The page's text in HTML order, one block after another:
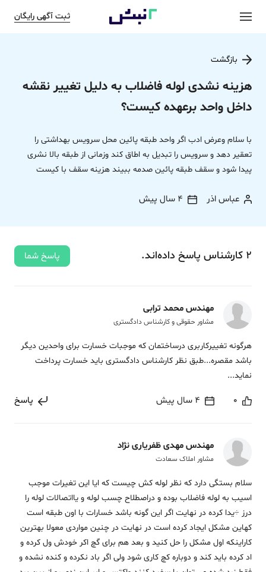
ثبت آگهی رایگان
بازگشت
هزینه نشدی لوله فاضلاب به دلیل تغییر نقشه
داخل واحد برعهده کیست؟
با سلام وعرض ادب اگر واحد طبقه پائین محل سرویس بهداشتی را
تعقیر دهد و سرویس را تبدیل به اطاق کند وزمانی از طبقه بالا نشری
پیدا شود و سقف طبقه پائین صدمه ببیند هزینه سقف با کیست
عباس اذر 4 سال پیش
2 کارشناس پاسخ داده‌اند. پاسخ شما
مهندس محمد ترابی
مشاور حقوقی و کارشناس دادگستری
هرگونه تغییرکاربری درساختمان که موجبات خسارت برای واحدین دیگر
باشد مقصره...طبق نظر کارشناس دادگستری باید خسارت پرداخت
نماید...
0 4 سال پیش پاسخ
مهندس مهدی ظفریاری نژاد
مشاور املاک سعادت
سلام بستگی دارد که نظر لوله کش چیست که ایا این تغیرات موجب
اسیب به لوله فاضلاب بوده و دراصطلاح چسب لوله و یااتصالات لوله را
درز ÷یدا کرده در نهایت اگر این گونه باشد خسارات با اون طبقه است
کهاین مشکل ایجاد کرده است در نهایت در چنین مواردی معولا بهترین
کاراینکه اول مشکل را حل کنید و بعد هم برای گچ اکر خودش ول کرده و
اد کرده باید کند و دوباره کچ کاری شود ولی اگر باد نکرده و کنده نشده و